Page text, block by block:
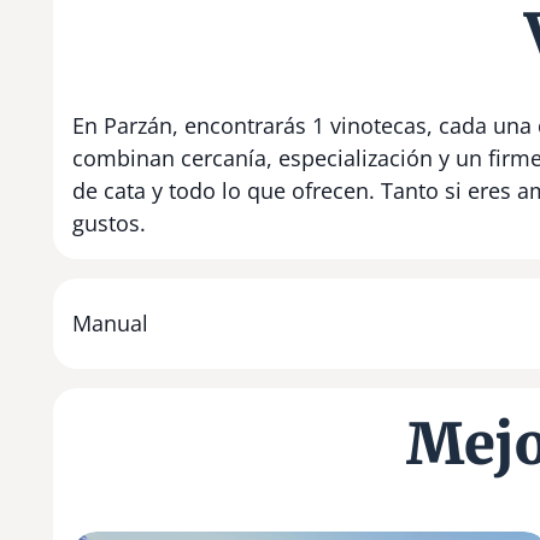
En Parzán, encontrarás 1 vinotecas, cada
combinan cercanía, especialización y un
de cata y todo lo que ofrecen. Tanto si eres
gustos.
Manual